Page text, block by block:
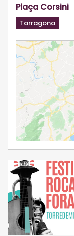
Plaça Corsini
Tarragona